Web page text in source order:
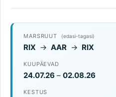
MARSRUUT (edasi-tagasi)
RIX → AAR → RIX
KUUPÄEVAD
24.07.26 – 02.08.26
KESTUS